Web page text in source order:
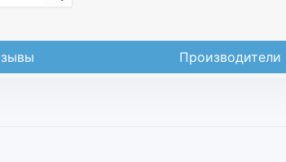
Производители